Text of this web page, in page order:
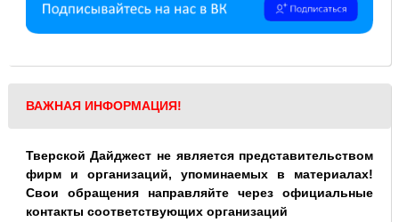
ВАЖНАЯ ИНФОРМАЦИЯ!
Тверской Дайджест не является представительством
фирм и организаций, упоминаемых в материалах!
Свои обращения направляйте через официальные
контакты соответствующих организаций